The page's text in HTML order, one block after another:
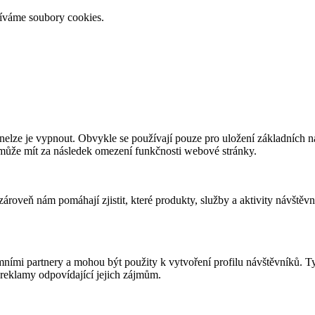
soubory cookies.
je vypnout. Obvykle se používají pouze pro uložení základních
mít za následek omezení funkčnosti webové stránky.
nám pomáhají zjistit, které produkty, služby a aktivity
partnery a mohou být použity k vytvoření profilu návštěvníků.
odpovídající jejich zájmům.